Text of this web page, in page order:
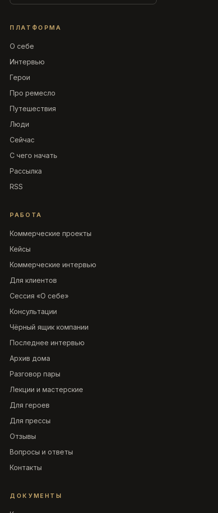
ПЛАТФОРМА
О себе
Интервью
Герои
Про ремесло
Путешествия
Люди
Сейчас
С чего начать
Рассылка
RSS
РАБОТА
Коммерческие проекты
Кейсы
Коммерческие интервью
Для клиентов
Сессия «О себе»
Консультации
Чёрный ящик компании
Последнее интервью
Архив дома
Разговор пары
Лекции и мастерские
Для героев
Для прессы
Отзывы
Вопросы и ответы
Контакты
ДОКУМЕНТЫ